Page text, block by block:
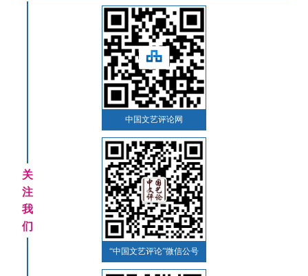
关
注
我
们
中国文艺评论网
“中国文艺评论”微信公号